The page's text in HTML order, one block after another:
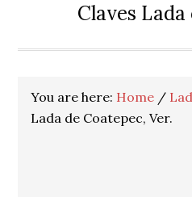
Claves
You are here: Home /
Lada de Coatepec, Ver.